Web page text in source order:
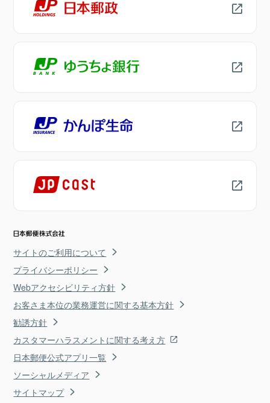
サイトのご利用について
プライバシーポリシー
Webアクセシビリティ方針
お客さま本位の業務運営に関する基本方針
勧誘方針
カスタマーハラスメントに関する考え方
日本郵便公式アプリ一覧
ソーシャルメディア
サイトマップ